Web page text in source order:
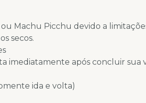
Machu Picchu devido a
secos.
imediatamente após concluir sua
ida e volta)